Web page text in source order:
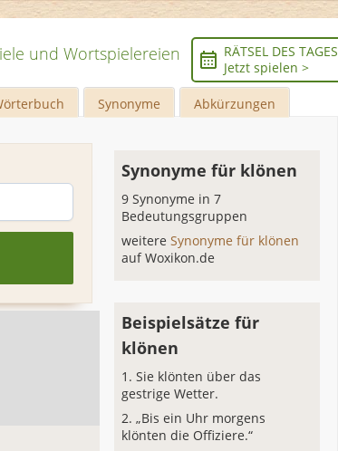
und Wortspielereien
RÄTSEL DES TAGES
Jetzt spielen >
Synonyme Abkürzungen
Synonyme für klönen
9 Synonyme in 7
Bedeutungsgruppen
weitereSynonyme für klönen
auf Woxikon.de
Beispielsätze für
klönen
Sie klönten über das
gestrige Wetter.
„Bis ein Uhr morgens
klönten die Offiziere.“